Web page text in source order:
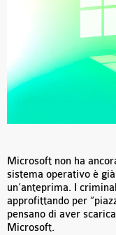
Microsoft non ha
sistema operativo è
un’anteprima. I
approfittando per
pensano di aver
Microsoft.